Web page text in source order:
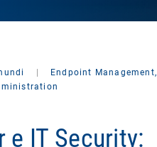
Endpoint Management,
e IT Security: